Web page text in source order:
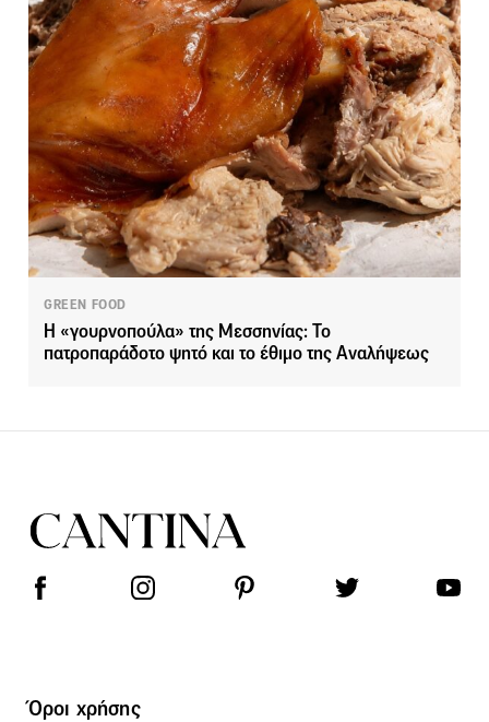
GREEN FOOD
Η «γουρνοπούλα» της Μεσσηνίας: Το
πατροπαράδοτο ψητό και το έθιμο της Αναλήψεως
Όροι χρήσης